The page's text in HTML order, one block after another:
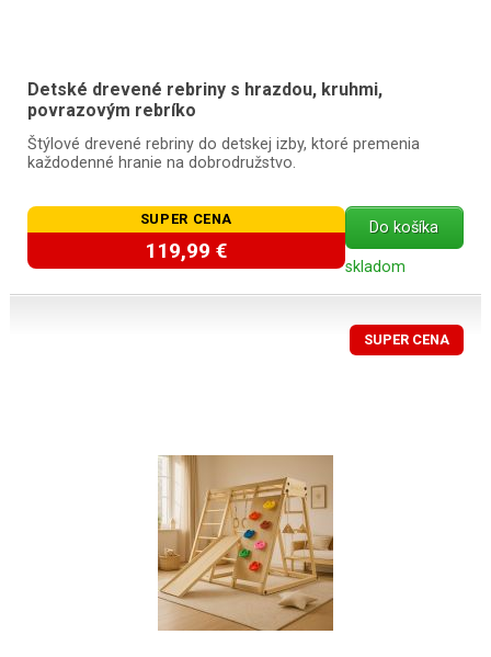
Detské drevené rebriny s hrazdou, kruhmi,
povrazovým rebríko
Štýlové drevené rebriny do detskej izby, ktoré premenia
každodenné hranie na dobrodružstvo.
SUPER CENA
119,99 €
Do košíka
skladom
SUPER CENA